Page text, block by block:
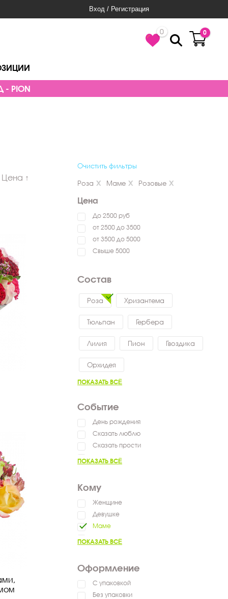
Вход / Регистрация
0 0
PION
Цена ↑
Очистить фильтры
Роза Маме Розовые
Цена
До 2500 руб
от 2500 до 3500
от 3500 до 5000
Свыше 5000
Состав
Роза Хризантема
Тюльпан Гербера
Лилия Пион Гвоздика
Орхидея
ПОКАЗАТЬ ВСЁ
Событие
День рождения
Сказать люблю
Сказать прости
Выздоравливай
ПОКАЗАТЬ ВСЁ
Кому
Женщине
Девушке
Маме
ПОКАЗАТЬ ВСЁ
Оформление
С упаковкой
Без упаковки